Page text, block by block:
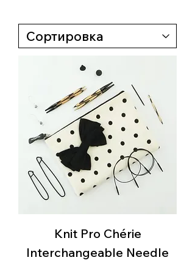
Knit Pro Chérie
Interchangeable Needle